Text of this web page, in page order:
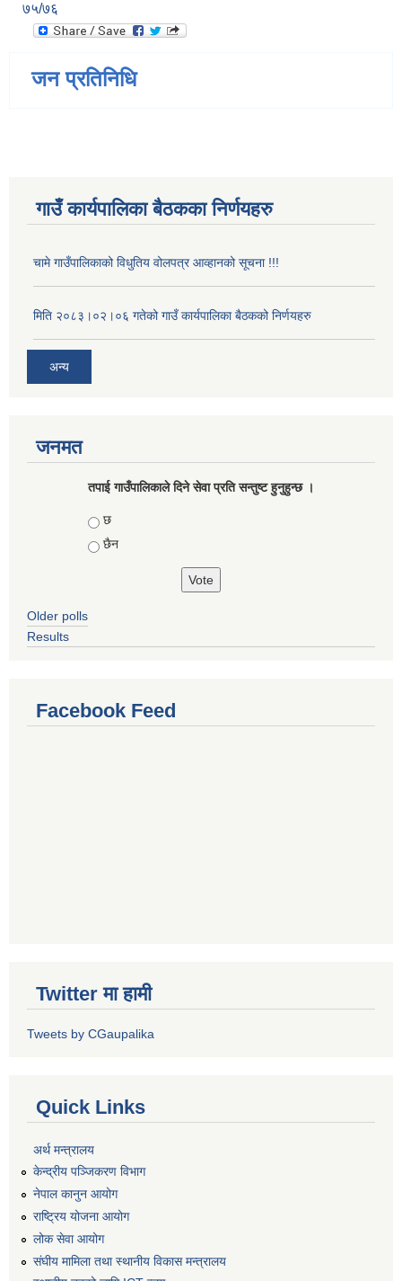
७५/७६
जन प्रतिनिधि
गाउँ कार्यपालिका बैठकका निर्णयहरु
चामे गाउँपालिकाको विधुतिय वोलपत्र आव्हानको सूचना !!!
मिति २०८३।०२।०६ गतेको गाउँ कार्यपालिका बैठकको निर्णयहरु
अन्य
जनमत
तपाई गाउँपालिकाले दिने सेवा प्रति सन्तुष्ट हुनुहुन्छ ।
Choices
छ
छैन
Older polls
Results
Facebook Feed
Twitter मा हामी
Tweets by CGaupalika
Quick Links
अर्थ मन्त्रालय
केन्द्रीय पञ्जिकरण विभाग
नेपाल कानुन आयोग
राष्ट्रिय योजना आयोग
लोक सेवा आयोग
संघीय मामिला तथा स्थानीय विकास मन्त्रालय